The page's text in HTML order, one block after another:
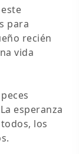
para
recién
vida
esperanza
los